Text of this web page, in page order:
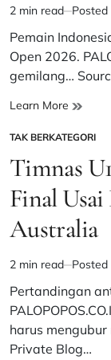
0-
0
di
Laga
Grup
Estimated
read
time
2 min read Posted
Pemain
Open 2026.
gemilang…
Learn More
Wakil
Melesat
ke
Babak
Final
2026
POSTED
IN
TAK BERKATEGORI
Timnas
Final
Australia
Estimated
read
time
2 min read Posted
Pertandingan
harus
Private Blog…